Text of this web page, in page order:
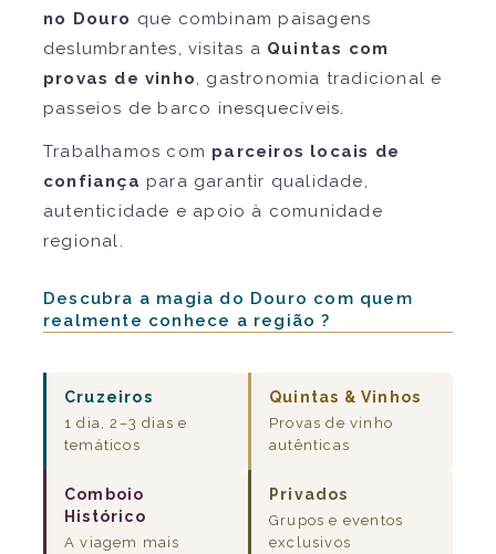
no Douro que combinam paisagens
deslumbrantes, visitas a Quintas com
provas de vinho
, gastronomia tradicional e
passeios de barco inesquecíveis.
Trabalhamos com parceiros locais de
confiança para garantir qualidade,
autenticidade e apoio à comunidade
regional.
Descubra a magia do Douro com quem
realmente conhece a região ?
Cruzeiros
1 dia, 2–3 dias e
temáticos
Quintas & Vinhos
Provas de vinho
autênticas
Comboio
Histórico
A viagem mais
Privados
Grupos e eventos
exclusivos